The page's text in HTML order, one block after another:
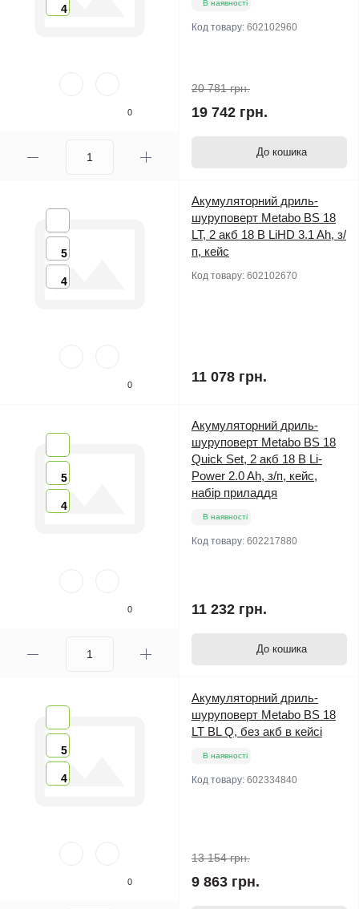
4
0
В наявності
Код товару: 602102960
20 781 грн.
19 742 грн.
До кошика
5
4
0
Акумуляторний дриль-
шуруповерт Metabo BS 18
LT, 2 акб 18 В LiHD 3.1 Ah, з/
п, кейс
Код товару: 602102670
11 078 грн.
5
4
0
Акумуляторний дриль-
шуруповерт Metabo BS 18
Quick Set, 2 акб 18 В Li-
Power 2.0 Ah, з/п, кейс,
набір приладдя
В наявності
Код товару: 602217880
11 232 грн.
До кошика
5
4
0
Акумуляторний дриль-
шуруповерт Metabo BS 18
LT BL Q, без акб в кейсі
В наявності
Код товару: 602334840
13 154 грн.
9 863 грн.